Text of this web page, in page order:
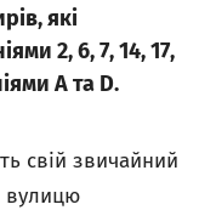
які
2, 6, 7, 14, 17,
A та D.
свій звичайний
вулицю